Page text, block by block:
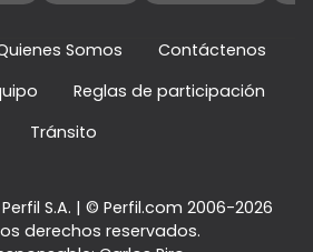
Somos
Contáctenos
Reglas de participación
Tránsito
S.A. | © Perfil.com 2006-2026
derechos reservados.